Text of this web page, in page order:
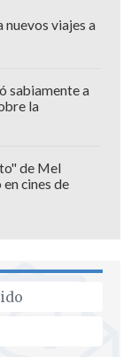
por el
de
varios
Rovers
que
por
viajes a
sabiamente a
la
de Mel
cines de